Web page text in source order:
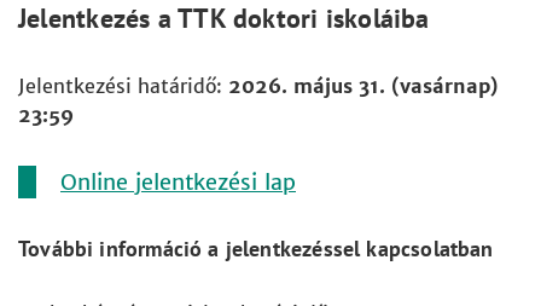
Jelentkezés a TTK doktori iskoláiba
Jelentkezési határidő: 2026. május 31. (vasárnap)
23:59
Online jelentkezési lap
További információ a jelentkezéssel kapcsolatban